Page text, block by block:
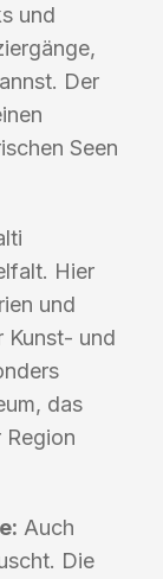
und
Der
Seen
Hier
und
Kunst- und
das
Region
Auch
Die